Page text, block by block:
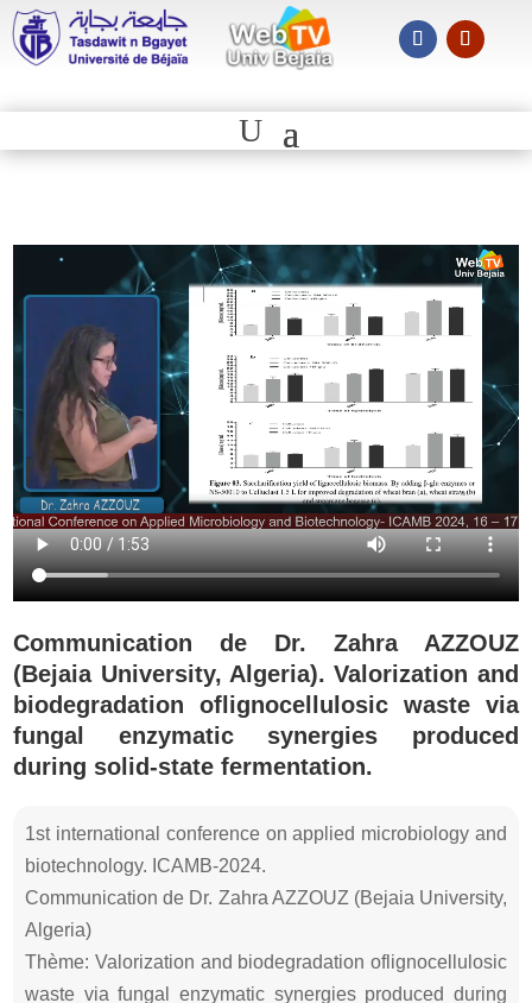
Communication de Dr. Zahra AZZOUZ
(Bejaia University, Algeria). Valorization and
biodegradation oflignocellulosic waste via
fungal enzymatic synergies produced
during solid-state fermentation.
1st international conference on applied microbiology and
biotechnology. ICAMB-2024.
Communication de Dr. Zahra AZZOUZ (Bejaia University,
Algeria)
Thème: Valorization and biodegradation oflignocellulosic
waste via fungal enzymatic synergies produced during